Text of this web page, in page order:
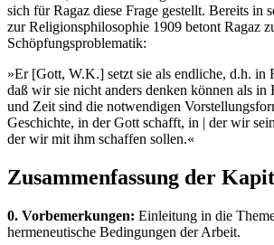
sich für Ragaz diese Frage gestellt. Bereits in
zur Religionsphilosophie 1909 betont Ragaz
Schöpfungsproblematik:
»Er [Gott, W.K.] setzt sie als endliche, d.h. in
daß wir sie nicht anders denken können als in
und Zeit sind die notwendigen
Geschichte, in der Gott schafft, in | der wir
der wir mit ihm schaffen sollen.«
Zusammenfassung der
0. Vorbemerkungen: Einleitung in die
hermeneutische Bedingungen der Arbeit.